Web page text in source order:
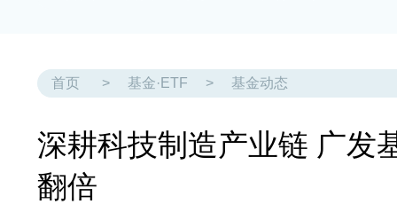
首页 > 基金·ETF > 基金动态
深耕科技制造产业链 广发
翻倍